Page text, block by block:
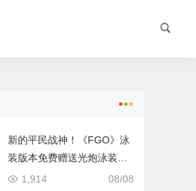
新的平民战神！《FGO》泳
装版本免费赠送光炮泳装呼
延灼解析
08/08
1,914